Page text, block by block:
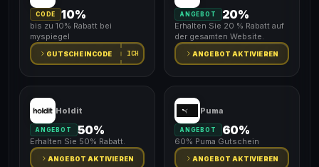
CODE 10%
bis zu 10% Rabatt bei
myspiegel
GUTSCHEINCODE ICH
ANGEBOT 20%
Erhalten Sie 20 % Rabatt auf
der gesamten Website.
ANGEBOT AKTIVIEREN
Holdit
ANGEBOT 50%
Erhalten Sie 50% Rabatt.
ANGEBOT AKTIVIEREN
Puma
ANGEBOT 60%
60% Puma Gutschein
ANGEBOT AKTIVIEREN